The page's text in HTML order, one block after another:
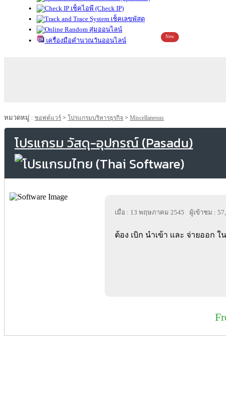
เช็คไอพี (Check IP)
เช็คเลขพัสดุ
สุ่มออนไลน์
เครื่องมือคำนวณวันออนไลน์
New
หมวดหมู่ : ซอฟต์แวร์ > โปรแกรมบริหารธุรกิจ > Miscellaneous
โปรแกรม วัสดุ-อุปกรณ์ (Pasadu)
เมื่อ : 13 พฤษภาคม 2545 ผู้เข้าชม :
ต้อง เบิก นำเข้า และ จ่ายออก ใ